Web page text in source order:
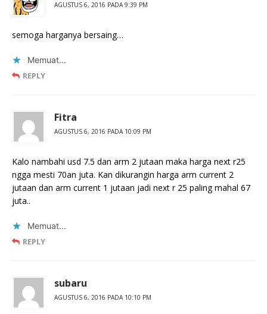
AGUSTUS 6, 2016 PADA 9:39 PM
semoga harganya bersaing…
Memuat...
REPLY
Fitra
AGUSTUS 6, 2016 PADA 10:09 PM
Kalo nambahi usd 7.5 dan arm 2 jutaan maka harga next r25
ngga mesti 70an juta. Kan dikurangin harga arm current 2
jutaan dan arm current 1 jutaan jadi next r 25 paling mahal 67
juta..
Memuat...
REPLY
subaru
AGUSTUS 6, 2016 PADA 10:10 PM